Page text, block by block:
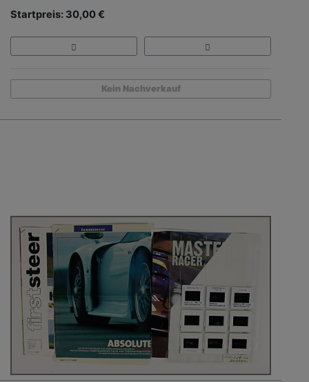
Startpreis: 30,00 €
Kein Nachverkauf